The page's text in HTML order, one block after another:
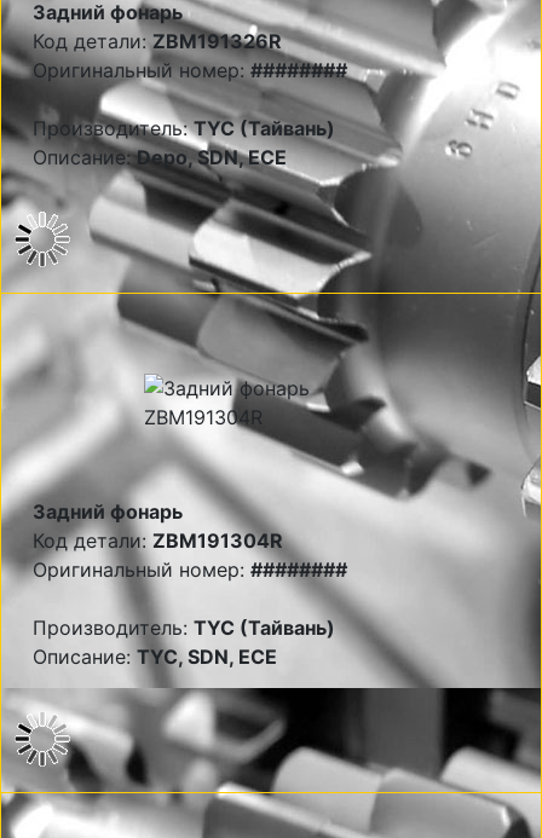
Задний фонарь
Код детали:ZBM191326R
Оригинальный номер: ########
Производитель:TYC (Тайвань)
Описание:Depo, SDN, ECE
Задний фонарь
Код детали: ZBM191304R
Оригинальный номер: ########
Производитель: TYC (Тайвань)
Описание: TYC, SDN, ECE